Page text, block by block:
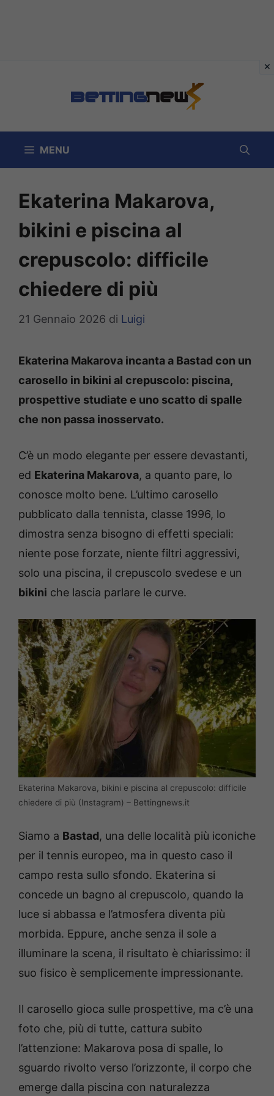
MENU
Ekaterina Makarova,
bikini e piscina al
crepuscolo: difficile
chiedere di più
21 Gennaio 2026 di Luigi
Ekaterina Makarova incanta a Bastad con un
carosello in bikini al crepuscolo: piscina,
prospettive studiate e uno scatto di spalle
che non passa inosservato.
C’è un modo elegante per essere devastanti,
ed Ekaterina Makarova, a quanto pare, lo
conosce molto bene. L’ultimo carosello
pubblicato dalla tennista, classe 1996, lo
dimostra senza bisogno di effetti speciali:
niente pose forzate, niente filtri aggressivi,
solo una piscina, il crepuscolo svedese e un
bikini che lascia parlare le curve.
Ekaterina Makarova, bikini e piscina al crepuscolo: difficile
chiedere di più (Instagram) – Bettingnews.it
Siamo a Bastad, una delle località più iconiche
per il tennis europeo, ma in questo caso il
campo resta sullo sfondo. Ekaterina si
concede un bagno al crepuscolo, quando la
luce si abbassa e l’atmosfera diventa più
morbida. Eppure, anche senza il sole a
illuminare la scena, il risultato è chiarissimo: il
suo fisico è semplicemente impressionante.
Il carosello gioca sulle prospettive, ma c’è una
foto che, più di tutte, cattura subito
l’attenzione: Makarova posa di spalle, lo
sguardo rivolto verso l’orizzonte, il corpo che
emerge dalla piscina con naturalezza